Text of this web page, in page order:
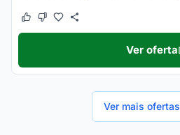
Este cupom funcionou
Este cupom não funcionou
Ver oferta
Ver mais ofertas